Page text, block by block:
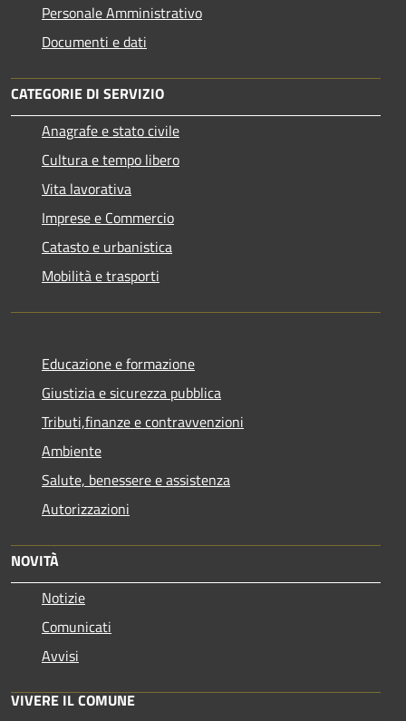
Personale Amministrativo
Documenti e dati
CATEGORIE DI SERVIZIO
Anagrafe e stato civile
Cultura e tempo libero
Vita lavorativa
Imprese e Commercio
Catasto e urbanistica
Mobilità e trasporti
Educazione e formazione
Giustizia e sicurezza pubblica
Tributi,finanze e contravvenzioni
Ambiente
Salute, benessere e assistenza
Autorizzazioni
NOVITÀ
Notizie
Comunicati
Avvisi
VIVERE IL COMUNE